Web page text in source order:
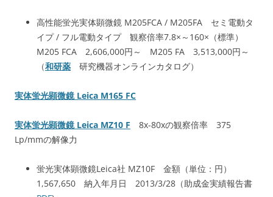
高性能蛍光実体顕微鏡 M205FCA / M205FA セミ電動タ
イプ / フル電動タイプ 観察倍率7.8×～160×（標準）
M205 FCA 2,606,000円～ M205 FA 3,513,000円～
（和研薬 研究機器オンラインカタログ）
実体蛍光顕微鏡 Leica M165 FC
実体蛍光顕微鏡 Leica MZ10 F
8x-80xの観察倍率 375
Lp/mmの解像力
蛍光実体顕微鏡Leica社 MZ10F 金額（単位：円）
1,567,650 納入年月日 2013/3/28（助成金実績報告書